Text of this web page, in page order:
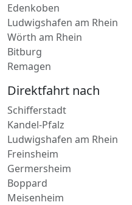
Ludwigshafen am Rhein
Rockenhausen
Edenkoben
Ludwigshafen am Rhein
Wörth am Rhein
Remagen
Direktfahrt nach
Schifferstadt
Kandel-Pfalz
Ludwigshafen am Rhein
Freinsheim
Germersheim